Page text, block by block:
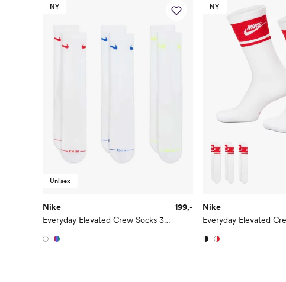
NY
Unisex
Nike
Everyday Elevated Crew Socks 3pk
199,-
NY
Nike